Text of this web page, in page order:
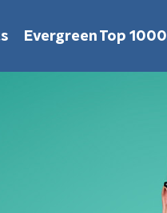
Evergreen Top 1000